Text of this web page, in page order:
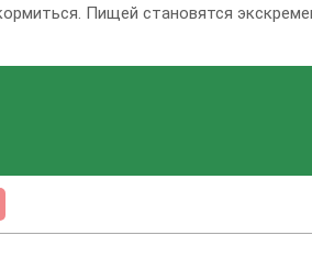
Пищей становятся